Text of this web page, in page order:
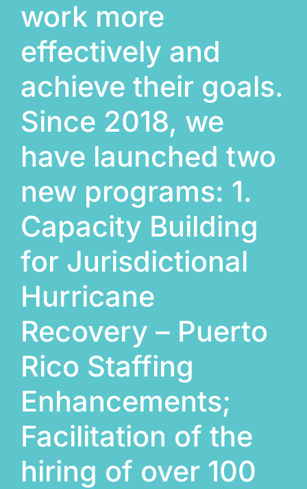
work more
effectively and
achieve their goals.
Since 2018, we
have launched two
new programs: 1.
Capacity Building
for Jurisdictional
Hurricane
Recovery – Puerto
Rico Staffing
Enhancements;
Facilitation of the
hiring of over 100